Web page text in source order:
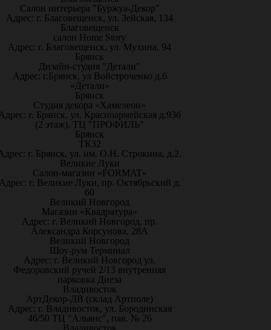
Салон интерьера "Буржуа-Декор"
Адрес: г. Благовещенск, ул. Зейская, 134
Благовещенск
салон Home Story
Адрес: г. Благовещенск, ул. Мухина, 94
Брянск
Дизайн-студия "Детали"
Адрес: г.Брянск, ул Войстроченко д.6
«Детали»
Брянск
Студия декора «Хамелеон»
г. Брянск, ул. Красноармейская д.93б
(2 этаж), ТЦ "ПРОФИЛЬ"
Брянск
ТК32
г. Брянск, ул. им. О.Н. Строкина, д.2.
Великие Луки
Салон-магазин «FORMAT»
г. Великие Луки, пр. Октябрьский д.
60
Великий Новгород
Магазин «Квадратура»
Адрес: г. Великий Новгород, пр.
Александра Корсунова, 28А
Великий Новгород
Шоу-рум Терминал
Адрес: г. Великий Новгород ул.
Федоровский ручей 2/13 внутренняя
парковка Диеза
Владивосток
АртДекор-ДВ (склад Артполе)
Адрес: г. Владивосток, ул. Бородинская
46/50 ТЦ "Альянс", пав. № 26
Владивосток